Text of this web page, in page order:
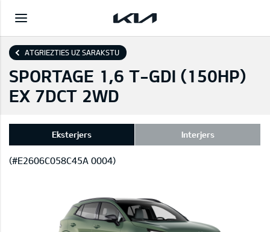
ATGRIEZTIES UZ SARAKSTU
SPORTAGE 1,6 T-GDI (150HP)
EX 7DCT 2WD
Eksterjers Interjers
(#E2606C058C45A 0004)